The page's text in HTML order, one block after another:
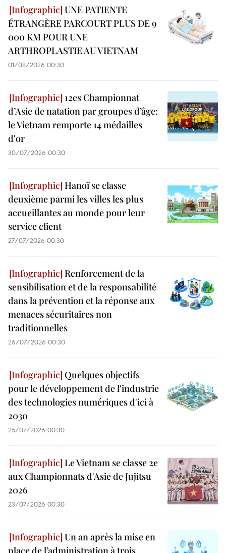
UNE PATIENTE
ÉTRANGÈRE PARCOURT PLUS DE 9
000 KM POUR UNE
ARTHROPLASTIE AU VIETNAM
01/08/2026 00:30
12es Championnat
d’Asie de natation par groupes d’âge:
le Vietnam remporte 14 médailles
d'or
30/07/2026 00:30
Hanoï se classe
deuxième parmi les villes les plus
accueillantes au monde pour leur
service client
27/07/2026 00:30
Renforcement de la
sensibilisation et de la responsabilité
dans la prévention et la réponse aux
menaces sécuritaires non
traditionnelles
26/07/2026 00:30
Quelques objectifs
pour le développement de l'industrie
des technologies numériques d'ici à
2030
25/07/2026 00:30
Le Vietnam se classe 2e
aux Championnats d'Asie de Jujitsu
2026
23/07/2026 00:30
Un an après la mise en